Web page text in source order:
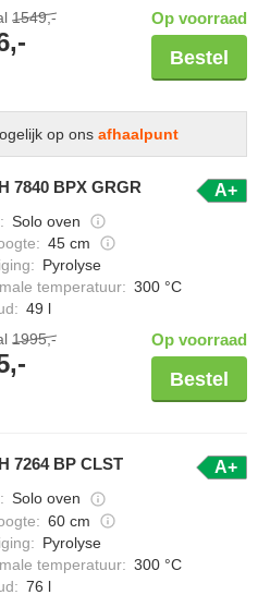
1549,- Op voorraad
Bestel
op ons afhaalpunt
7840 BPX GRGR A+
: Solo oven
: 45 cm
: Pyrolyse
temperatuur: 300 °C
: 49 l
1995,- Op voorraad
Bestel
7264 BP CLST A+
: Solo oven
: 60 cm
: Pyrolyse
temperatuur: 300 °C
: 76 l